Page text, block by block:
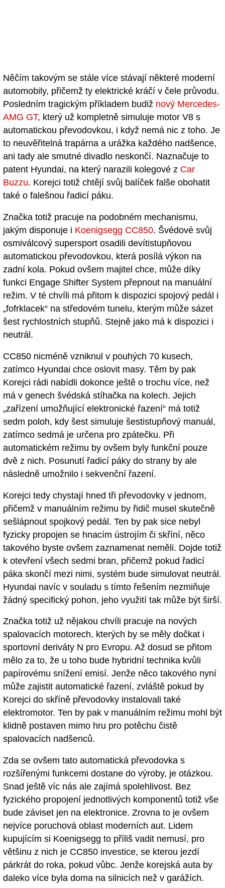
Něčím takovým se stále více stávají některé moderní
automobily, přičemž ty elektrické kráčí v čele průvodu.
Posledním tragickým příkladem budiž nový Mercedes-
AMG GT, který už kompletně simuluje motor V8 s
automatickou převodovkou, i když nemá nic z toho. Je
to neuvěřitelná trapárna a urážka každého nadšence,
ani tady ale smutné divadlo neskončí. Naznačuje to
patent Hyundai, na který narazili kolegové z Car
Buzzu. Korejci totiž chtějí svůj balíček falše obohatit
také o falešnou řadicí páku.
Značka totiž pracuje na podobném mechanismu,
jakým disponuje i Koenigsegg CC850. Švédové svůj
osmiválcový supersport osadili devítistupňovou
automatickou převodovkou, která posílá výkon na
zadní kola. Pokud ovšem majitel chce, může díky
funkci Engage Shifter System přepnout na manuální
režim. V té chvíli má přitom k dispozici spojový pedál i
„fofrklacek“ na středovém tunelu, kterým může sázet
šest rychlostních stupňů. Stejně jako má k dispozici i
neutrál.
CC850 nicméně vzniknul v pouhých 70 kusech,
zatímco Hyundai chce oslovit masy. Těm by pak
Korejci rádi nabídli dokonce ještě o trochu více, než
má v genech švédská stíhačka na kolech. Jejich
„zařízení umožňující elektronické řazení“ má totiž
sedm poloh, kdy šest simuluje šestistupňový manuál,
zatímco sedmá je určena pro zpátečku. Při
automatickém režimu by ovšem byly funkční pouze
dvě z nich. Posunutí řadicí páky do strany by ale
následně umožnilo i sekvenční řazení.
Korejci tedy chystají hned tři převodovky v jednom,
přičemž v manuálním režimu by řidič musel skutečně
sešlápnout spojkový pedál. Ten by pak sice nebyl
fyzicky propojen se hnacím ústrojím či skříní, něco
takového byste ovšem zaznamenat neměli. Dojde totiž
k otevření všech sedmi bran, přičemž pokud řadicí
páka skončí mezi nimi, systém bude simulovat neutrál.
Hyundai navíc v souladu s tímto řešením nezmiňuje
žádný specifický pohon, jeho využití tak může být širší.
Značka totiž už nějakou chvíli pracuje na nových
spalovacích motorech, kterých by se měly dočkat i
sportovní deriváty N pro Evropu. Až dosud se přitom
mělo za to, že u toho bude hybridní technika kvůli
papírovému snížení emisí. Jenže něco takového nyní
může zajistit automatické řazení, zvláště pokud by
Korejci do skříně převodovky instalovali také
elektromotor. Ten by pak v manuálním režimu mohl být
klidně postaven mimo hru pro potěchu čistě
spalovacích nadšenců.
Zda se ovšem tato automatická převodovka s
rozšířenými funkcemi dostane do výroby, je otázkou.
Snad ještě víc nás ale zajímá spolehlivost. Bez
fyzického propojení jednotlivých komponentů totiž vše
bude záviset jen na elektronice. Zrovna to je ovšem
nejvíce poruchová oblast moderních aut. Lidem
kupujícím si Koenigsegg to příliš vadit nemusí, pro
většinu z nich je CC850 investice, se kterou jezdí
párkrát do roka, pokud vůbc. Jenže korejská auta by
daleko více byla doma na silnicích než v garážích.